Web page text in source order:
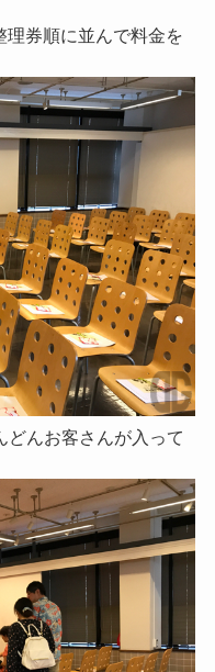
理券順に並んで料金を
どんお客さんが入って